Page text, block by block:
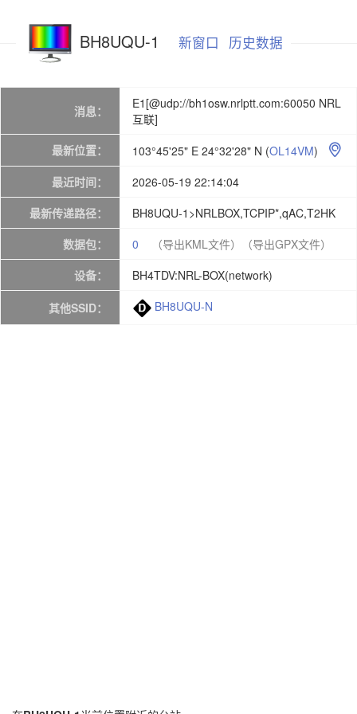
BH8UQU-1 新窗口 历史数据
消息：
E1[@udp://bh1osw.nrlptt.com:60050 NRL
互联]
最新位置：
103°45'25" E 24°32'28" N (OL14VM) 
最近时间：
2026-05-19 22:14:04
最新传递路径：
BH8UQU-1>NRLBOX,TCPIP*,qAC,T2HK
数据包：
0 （导出KML文件）
（导出GPX文件）
设备：
BH4TDV:NRL-BOX(network)
其他SSID： BH8UQU-N